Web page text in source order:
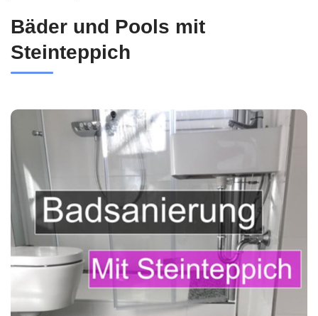
Bäder und Pools mit
Steinteppich